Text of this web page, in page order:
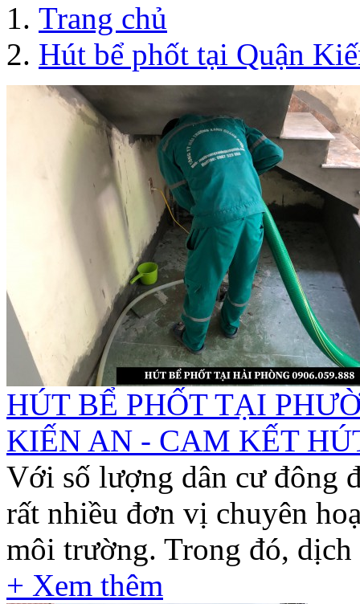
Trang chủ
Hút bể phốt tại Quận
HÚT BỂ PHỐT TẠI
KIẾN AN - CAM KẾT
Với số lượng dân cư đông
rất nhiều đơn vị chuyên
môi trường. Trong đó,
+ Xem thêm